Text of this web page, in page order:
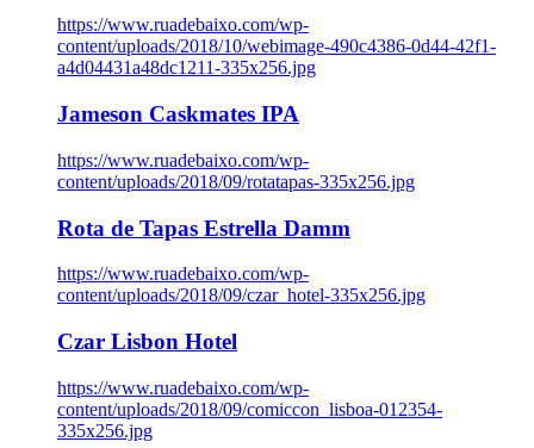
https://www.ruadebaixo.com/wp-
content/uploads/2018/10/webimage-490c4386-0d44-42f1-
a4d04431a48dc1211-335x256.jpg
Jameson Caskmates IPA
https://www.ruadebaixo.com/wp-
content/uploads/2018/09/rotatapas-335x256.jpg
Rota de Tapas Estrella Damm
https://www.ruadebaixo.com/wp-
content/uploads/2018/09/czar_hotel-335x256.jpg
Czar Lisbon Hotel
https://www.ruadebaixo.com/wp-
content/uploads/2018/09/comiccon_lisboa-012354-
335x256.jpg